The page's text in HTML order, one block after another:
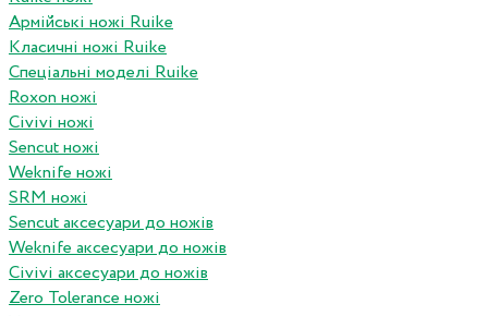
Армійські ножі Ruike
Класичні ножі Ruike
Спеціальні моделі Ruike
Roxon ножi
Civivi ножі
Sencut ножі
Weknife ножі
SRM ножі
Sencut аксесуари до ножів
Weknife аксесуари до ножів
Civivi аксесуари до ножів
Zero Tolerance ножі